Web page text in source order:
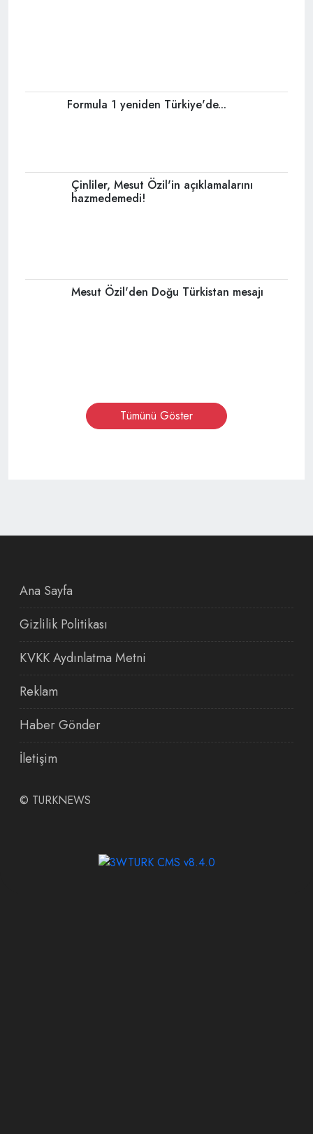
Formula 1 yeniden Türkiye'de...
Çinliler, Mesut Özil'in açıklamalarını
hazmedemedi!
Mesut Özil'den Doğu Türkistan mesajı
Tümünü Göster
Ana Sayfa
Gizlilik Politikası
KVKK Aydınlatma Metni
Reklam
Haber Gönder
İletişim
© TURKNEWS